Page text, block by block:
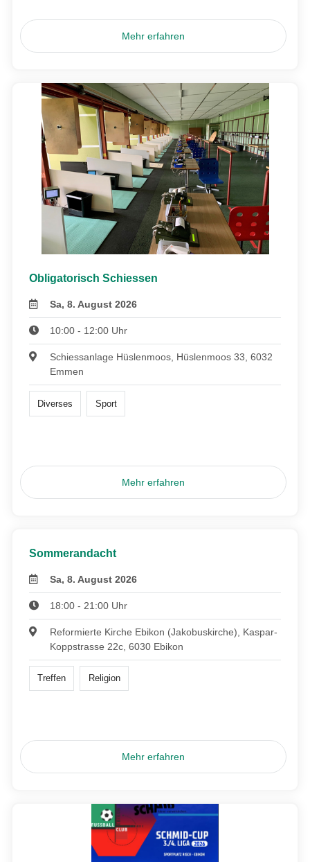
Mehr erfahren
Obligatorisch Schiessen
Sa, 8. August 2026
10:00 - 12:00 Uhr
Schiessanlage Hüslenmoos, Hüslenmoos 33, 6032
Emmen
Diverses Sport
Mehr erfahren
Sommerandacht
Sa, 8. August 2026
18:00 - 21:00 Uhr
Reformierte Kirche Ebikon (Jakobuskirche), Kaspar-
Koppstrasse 22c, 6030 Ebikon
Treffen Religion
Mehr erfahren